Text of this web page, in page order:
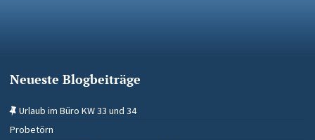
Neueste Blogbeiträge
Urlaub im Büro KW 33 und 34
Probetörn